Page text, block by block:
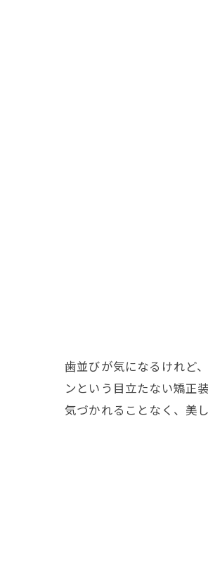
歯並びが気になるけれど
ンという目立たない矯正
気づかれることなく、美